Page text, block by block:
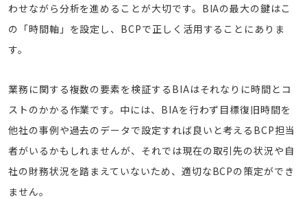
わせながら分析を進めることが大切です。BIAの最大の鍵はこ
の「時間軸」を設定し、BCPで正しく活用することにありま
す。
業務に関する複数の要素を検証するBIAはそれなりに時間とコ
ストのかかる作業です。中には、BIAを行わず目標復旧時間を
他社の事例や過去のデータで設定すれば良いと考えるBCP担当
者がいるかもしれませんが、それでは現在の取引先の状況や自
社の財務状況を踏まえていないため、適切なBCPの策定ができ
ません。